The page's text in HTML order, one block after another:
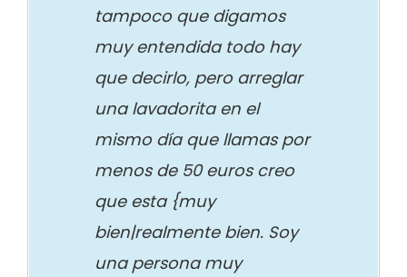
tampoco que digamos
muy entendida todo hay
que decirlo, pero arreglar
una lavadorita en el
mismo día que llamas por
menos de 50 euros creo
que esta {muy
bien|realmente bien. Soy
una persona muy